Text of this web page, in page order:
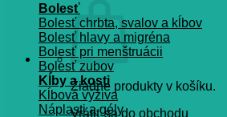
Žiadne produkty v košíku.
Vrátiť sa do obchodu
Bolesť
Bolesť chrbta, svalov a kĺbov
Bolesť hlavy a migréna
Bolesť pri menštruácii
Bolesť zubov
Kĺby a kosti
Kĺbová výživa
Náplasti a gély